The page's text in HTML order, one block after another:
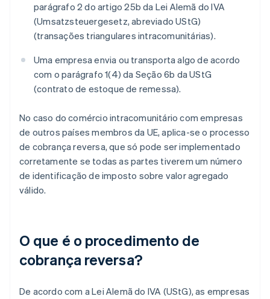
parágrafo 2 do artigo 25b da Lei Alemã do IVA
(Umsatzsteuergesetz, abreviado UStG)
(transações triangulares intracomunitárias).
Uma empresa envia ou transporta algo de acordo
com o parágrafo 1(4) da Seção 6b da UStG
(contrato de estoque de remessa).
No caso do comércio intracomunitário com empresas
de outros países membros da UE, aplica-se o processo
de cobrança reversa, que só pode ser implementado
corretamente se todas as partes tiverem um número
de identificação de imposto sobre valor agregado
válido.
O que é o procedimento de
cobrança reversa?
De acordo com a Lei Alemã do IVA (UStG), as empresas